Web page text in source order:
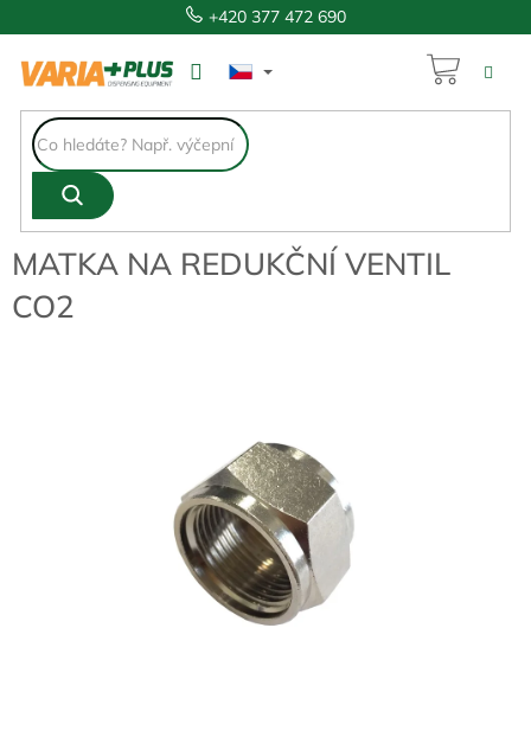
na
+420 377 472 690
MATKA NA REDUKČNÍ VENTIL
CO2
276 Kč